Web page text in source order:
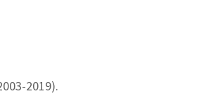
2019).